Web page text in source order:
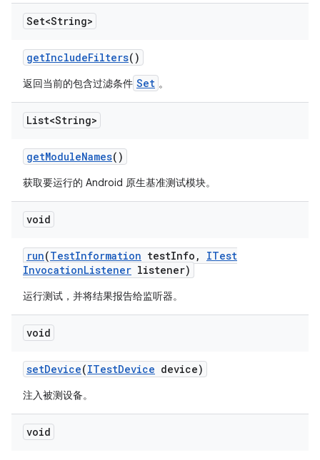
Set<String>
getIncludeFilters()
返回当前的包含过滤条件 Set 。
List<String>
getModuleNames()
获取要运行的 Android 原生基准测试模块。
void
run(TestInformation testInfo ,
ITest
InvocationListener listener)
运行测试，并将结果报告给监听器。
void
setDevice(ITestDevice device)
注入被测设备。
void